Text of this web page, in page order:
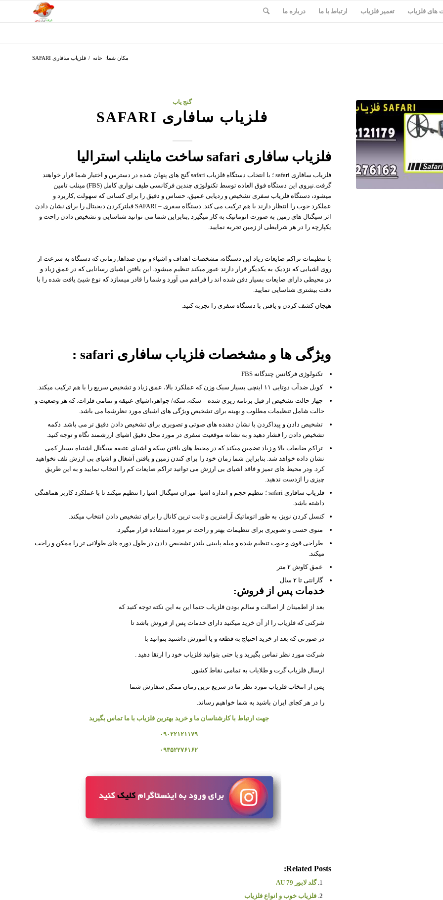
های فلزیاب تعمیر فلزیاب ارتباط با ما درباره ما
مکان شما: خانه / فلزیاب سافاری SAFARI
گنج یاب
فلزیاب سافاری SAFARI
فلزیاب سافاری safari ساخت ماینلب استرالیا
فلزیاب سافاری safari ؛ با انتخاب دستگاه فلزیاب safari گنج های پنهان شده در دسترس و اختیار شما قرار خواهند
گرفت.نیروی این دستگاه فوق العاده توسط تکنولوژی چندین فرکانسی طیف نواری کامل (FBS) مینلب تامین
میشود، دستگاه فلزیاب سفری تشخیص و ردیابی عمیق، حساس و دقیق را برای کسانی که سهولت ,کاربرد و
عملکرد خوب را انتظار دارند با هم ترکیب می کند. دستگاه سفری – SAFARI فیلترکردن دیجیتال را برای نشان دادن
اثر سیگنال های زمین به صورت اتوماتیک به کار میگیرد ,بنابراین شما می توانید شناسایی و تشخیص دادن راحت و
یکپارچه را در هر شرایطی از زمین تجربه نمایید.
با تنظیمات تراکم ضایعات زیاد این دستگاه، مشخصات اهداف و اشیاء و تون صداها, زمانی که دستگاه به سرعت از
روی اشیایی که نزدیک به یکدیگر قرار دارند عبور میکند تنظیم میشود. این یافتن اشیای رسانایی که در عمق زیاد و
در محیطی دارای ضایعات بسیار دفن شده اند را فراهم می آورد و شما را قادر میسازد که نوع شیئ یافت شده را با
دقت بیشتری شناسایی نمایید.
هیجان کشف کردن و یافتن با دستگاه سفری را تجربه کنید.
ویژگی ها و مشخصات فلزیاب سافاری safari :
تکنولوژی فرکانس چندگانه FBS
کویل ضدآب دوتایی ۱۱ اینچی بسیار سبک وزن که عملکرد بالا، عمق زیاد و تشخیص سریع را با هم ترکیب میکند.
چهار حالت تشخیص از قبل برنامه ریزی شده – سکه، سکه/ جواهر،اشیای عتیقه و تمامی فلزات. که هر وضعیت و
حالت شامل تنظیمات مطلوب و بهینه برای تشخیص ویژگی های اشیای مورد نظرشما می باشد.
تشخیص دادن و پیداکردن با نشان دهنده های صوتی و تصویری برای تشخیص دادن دقیق تر می باشد. دکمه
تشخیص دادن را فشار دهید و به نشانه موقعیت سفری در مورد محل دقیق اشیای ارزشمند نگاه و توجه کنید.
تراکم ضایعات بالا و زیاد تضمین میکند که در محیط های یافتن سکه و اشیای عتیقه سیگنال اشتباه بسیار کمی
نشان داده خواهد شد. بنابراین شما زمان خود را برای کندن زمین و یافتن آشغال و اشیای بی ارزش تلف نخواهید
کرد. ودر محیط های تمیز و فاقد اشیای بی ارزش می توانید تراکم ضایعات کم را انتخاب نمایید و به این طریق
چیزی را ازدست ندهید.
فلزیاب سافاری safari ؛ تنظیم حجم و اندازه اشیا- میزان سیگنال اشیا را تنظیم میکند تا با عملکرد کاربر هماهنگی
داشته باشد.
کنسل کردن نویز، به طور اتوماتیک آرامترین و ثابت ترین کانال را برای تشخیص دادن انتخاب میکند.
منوی حسی و تصویری برای تنظیمات بهتر و راحت تر مورد استفاده قرار میگیرد.
طراحی قوی و خوب تنظیم شده و میله پایینی بلندر تشخیص دادن در طول دوره های طولانی تر را ممکن و راحت
میکند.
عمق کاوش ۲ متر
گارانتی تا ۲ سال
خدمات پس از فروش:
بعد از اطمینان از اصالت و سالم بودن فلزیاب حتما این به این نکته توجه کنید که
شرکتی که فلزیاب را از آن خرید میکنید دارای خدمات پس از فروش باشد تا
در صورتی که بعد از خرید احتیاج به قطعه و یا آموزش داشتید بتوانید با
شرکت مورد نظر تماس بگیرید و یا حتی بتوانید فلزیاب خود را ارتقا دهید .
ارسال فلزیاب گرت و طلایاب به تمامی نقاط کشور.
پس از انتخاب فلزیاب مورد نظر ما در سریع ترین زمان ممکن سفارش شما
را در هر کجای ایران باشید به شما خواهیم رساند.
جهت ارتباط با کارشناسان ما و خرید بهترین فلزیاب با ما تماس بگیرید
۰۹۰۲۲۱۲۱۱۷۹
۰۹۳۵۲۲۷۶۱۶۲
Related Posts:
گلد لابور AU 79
فلزیاب خوب و انواع فلزیاب